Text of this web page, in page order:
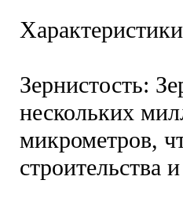
Зернистость:
нескольких
микрометров,
строительства